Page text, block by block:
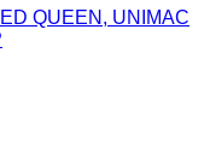
QUEEN, UNIMAC